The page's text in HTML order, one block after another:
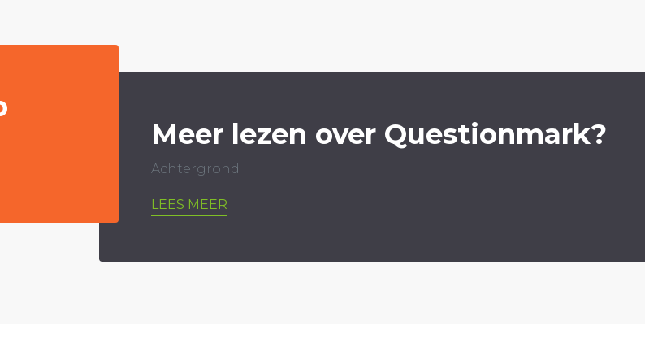
Meer lezen over Questionmark?
Achtergrond
LEES MEER